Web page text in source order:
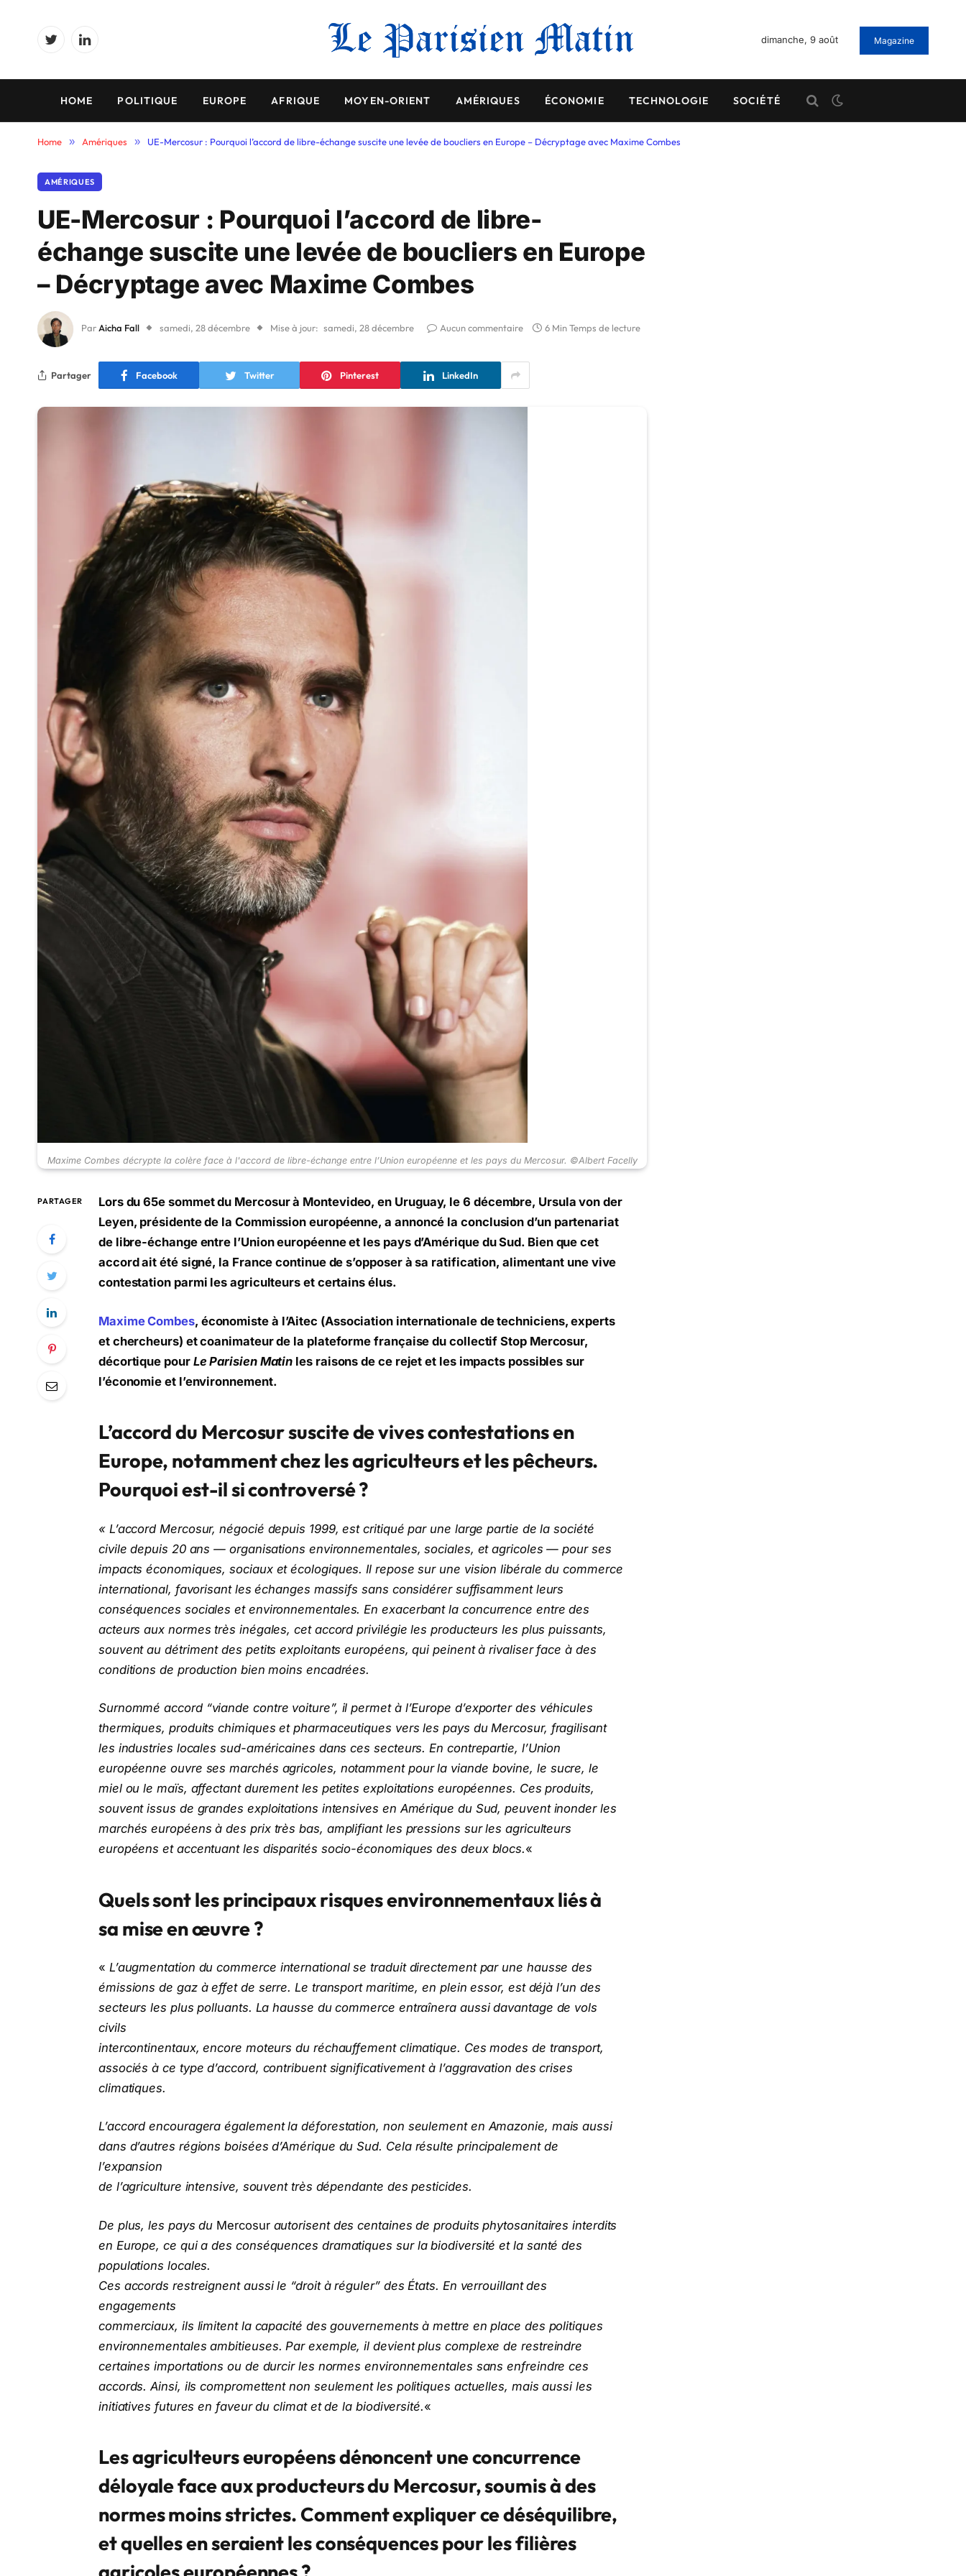
TwitterLinkedIn
dimanche, 9 août Magazine
HOME POLITIQUE EUROPE AFRIQUE MOYEN-ORIENT AMÉRIQUES ÉCONOMIE TECHNOLOGIE SOCIÉTÉ
Home » Amériques » UE-Mercosur : Pourquoi l’accord de libre-échange suscite une levée de boucliers en Europe – Décryptage avec Maxime Combes
AMÉRIQUES
UE-Mercosur : Pourquoi l’accord de libre-
échange suscite une levée de boucliers en Europe
– Décryptage avec Maxime Combes
Par Aicha Fall samedi, 28 décembre Mise à jour: samedi, 28 décembre Aucun commentaire 6 Min Temps de lecture
Partager Facebook Twitter Pinterest LinkedIn
Maxime Combes décrypte la colère face à l'accord de libre-échange entre l’Union européenne et les pays du Mercosur. ©Albert Facelly
PARTAGER
Lors du 65e sommet du Mercosur à Montevideo, en Uruguay, le 6 décembre, Ursula von der
Leyen, présidente de la Commission européenne, a annoncé la conclusion d’un partenariat
de libre-échange entre l’Union européenne et les pays d’Amérique du Sud. Bien que cet
accord ait été signé, la France continue de s’opposer à sa ratification, alimentant une vive
contestation parmi les agriculteurs et certains élus.
Maxime Combes, économiste à l’Aitec (Association internationale de techniciens, experts
et chercheurs) et coanimateur de la plateforme française du collectif Stop Mercosur,
décortique pour Le Parisien Matin les raisons de ce rejet et les impacts possibles sur
l’économie et l’environnement.
L’accord du Mercosur suscite de vives contestations en
Europe, notamment chez les agriculteurs et les pêcheurs.
Pourquoi est-il si controversé ?
« L’accord Mercosur, négocié depuis 1999, est critiqué par une large partie de la société
civile depuis 20 ans — organisations environnementales, sociales, et agricoles — pour ses
impacts économiques, sociaux et écologiques. Il repose sur une vision libérale du commerce
international, favorisant les échanges massifs sans considérer suffisamment leurs
conséquences sociales et environnementales. En exacerbant la concurrence entre des
acteurs aux normes très inégales, cet accord privilégie les producteurs les plus puissants,
souvent au détriment des petits exploitants européens, qui peinent à rivaliser face à des
conditions de production bien moins encadrées.
Surnommé accord “viande contre voiture”, il permet à l’Europe d’exporter des véhicules
thermiques, produits chimiques et pharmaceutiques vers les pays du Mercosur, fragilisant
les industries locales sud-américaines dans ces secteurs. En contrepartie, l’Union
européenne ouvre ses marchés agricoles, notamment pour la viande bovine, le sucre, le
miel ou le maïs, affectant durement les petites exploitations européennes. Ces produits,
souvent issus de grandes exploitations intensives en Amérique du Sud, peuvent inonder les
marchés européens à des prix très bas, amplifiant les pressions sur les agriculteurs
européens et accentuant les disparités socio-économiques des deux blocs.«
Quels sont les principaux risques environnementaux liés à
sa mise en œuvre ?
« L’augmentation du commerce international se traduit directement par une hausse des
émissions de gaz à effet de serre. Le transport maritime, en plein essor, est déjà l’un des
secteurs les plus polluants. La hausse du commerce entraînera aussi davantage de vols
civils
intercontinentaux, encore moteurs du réchauffement climatique. Ces modes de transport,
associés à ce type d’accord, contribuent significativement à l’aggravation des crises
climatiques.
L’accord encouragera également la déforestation, non seulement en Amazonie, mais aussi
dans d’autres régions boisées d’Amérique du Sud. Cela résulte principalement de
l’expansion
de l’agriculture intensive, souvent très dépendante des pesticides.
De plus, les pays du Mercosur autorisent des centaines de produits phytosanitaires interdits
en Europe, ce qui a des conséquences dramatiques sur la biodiversité et la santé des
populations locales.
Ces accords restreignent aussi le “droit à réguler” des États. En verrouillant des
engagements
commerciaux, ils limitent la capacité des gouvernements à mettre en place des politiques
environnementales ambitieuses. Par exemple, il devient plus complexe de restreindre
certaines importations ou de durcir les normes environnementales sans enfreindre ces
accords. Ainsi, ils compromettent non seulement les politiques actuelles, mais aussi les
initiatives futures en faveur du climat et de la biodiversité.«
Les agriculteurs européens dénoncent une concurrence
déloyale face aux producteurs du Mercosur, soumis à des
normes moins strictes. Comment expliquer ce déséquilibre,
et quelles en seraient les conséquences pour les filières